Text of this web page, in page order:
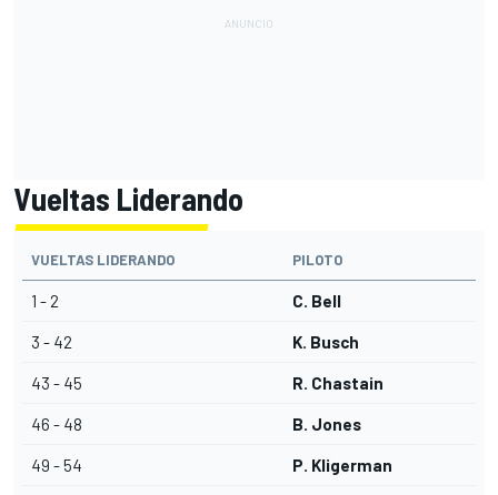
Vueltas Liderando
VUELTAS LIDERANDO PILOTO
1 - 2 C. Bell
3 - 42 K. Busch
43 - 45 R. Chastain
46 - 48 B. Jones
49 - 54 P. Kligerman